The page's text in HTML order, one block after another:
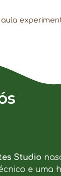
Studio
e uma